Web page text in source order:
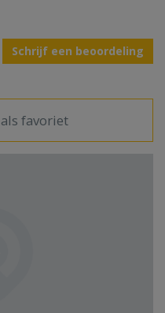
Schrijf een beoordeling
favoriet